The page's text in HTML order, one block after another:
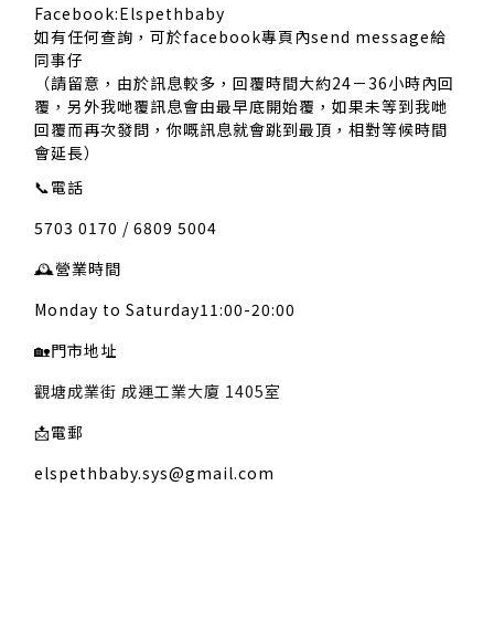
Facebook:Elspethbaby
如有任何查詢，可於facebook專頁內send message給
同事仔
（請留意，由於訊息較多，回覆時間大約24－36小時內回
覆，另外我哋覆訊息會由最早底開始覆，如果未等到我哋
回覆而再次發問，你嘅訊息就會跳到最頂，相對等候時間
會延長）
📞電話
5703 0170 / 6809 5004
🕰️營業時間
Monday to Saturday11:00-20:00
🏡門市地址
觀塘成業街 成運工業大廈 1405室
📩電郵
elspethbaby.sys@gmail.com